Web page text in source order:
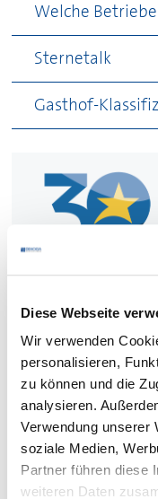
Diese Webseite
Wir verwenden
personalisieren,
zu können und die
analysieren.
Verwendung unserer
soziale Medien,
Partner führen diese
weiteren Daten
Welche
Sternetalk
Gasthof-
Die
seit 30
Seit 1. August
bundesweit
Ausstattung,
sie im Hotel
Für Hoteliers sind
Positionierung: Sie
erleichtern die